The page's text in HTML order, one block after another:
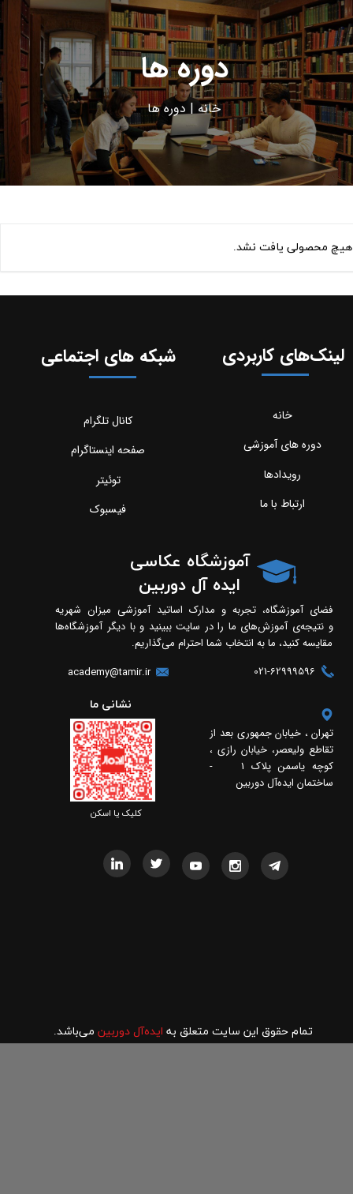
دوره ها
خانه|دوره ها
هیچ محصولی یافت نشد.
آموزشگاه عکاسی
ایده آل دوربین
فضای آموزشگاه، تجربه و مدارک اساتید آموزشی میزان شهریه
و نتیجه‌ی آموزش‌های ما را در سایت ببینید و با دیگر آموزشگاه‌ها
مقایسه کنید، ما به انتخاب شما احترام می‌گذاریم.
021-62999596
academy@tamir.ir
تهران ، خیابان جمهوری بعد از
تقاطع ولیعصر، خیابان رازی ،
کوچه یاسمن پلاک 1 -
ساختمان ایده‌آل دوربین
لینک‌های کاربردی
خانه
دوره های آموزشی
رویدادها
ارتباط با ما
شبکه های اجتماعی
کانال تلگرام
صفحه اینستاگرام
توئیتر
فیسبوک
تمام حقوق این سایت متعلق به ایده‌آل دوربین می‌باشد.
​​نشانی ما
​​کلیک یا اسکن